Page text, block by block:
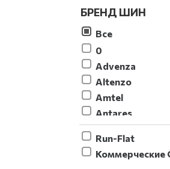
БРЕНД ШИН
Все
0
Advenza
Altenzo
Amtel
Antares
AOSEN
Aplus
ARIVO
Run-Flat
Коммерческие